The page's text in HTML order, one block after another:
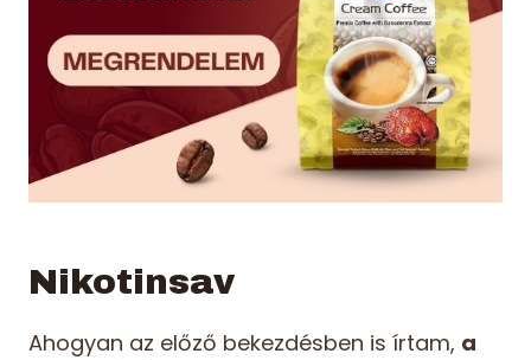
Nikotinsav
Ahogyan az előző bekezdésben is írtam, a